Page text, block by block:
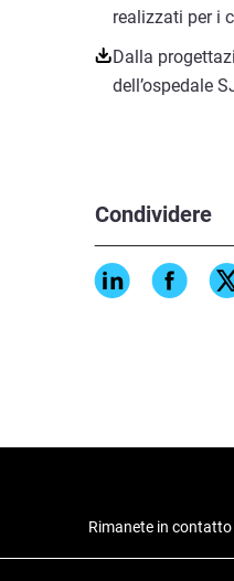
realizzati per i
Dalla
dell’ospedale
Condividere
Rimanete in contatto